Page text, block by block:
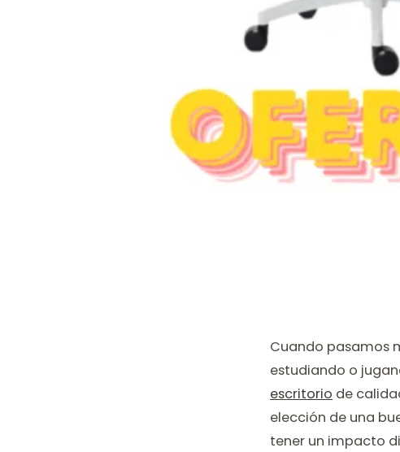
Cuando pasamos
estudiando o
escritorio de
elección de una
tener un impacto